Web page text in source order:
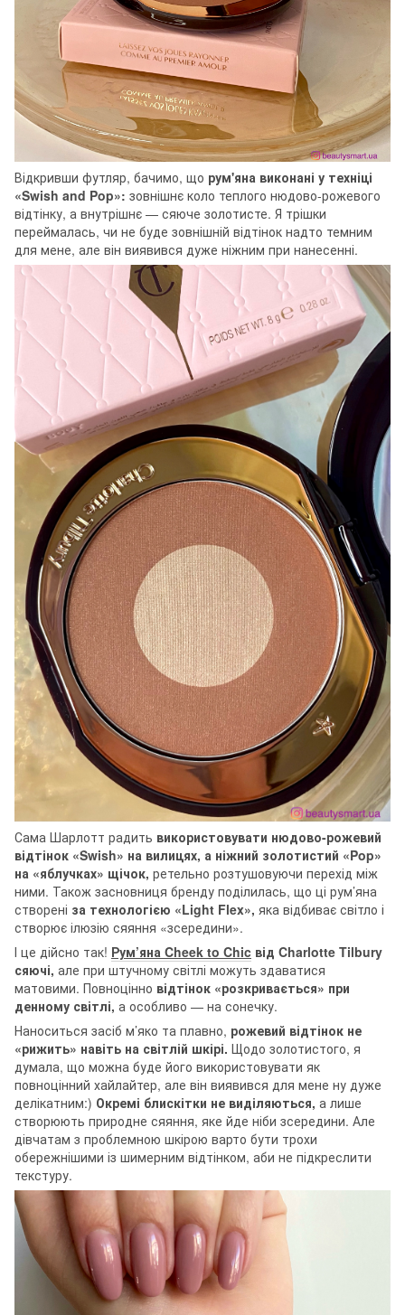
Відкривши футляр, бачимо, що рум'яна виконані у техніці
«Swish and Pop»: зовнішнє коло теплого нюдово-рожевого
відтінку, а внутрішнє — сяюче золотисте. Я трішки
переймалась, чи не буде зовнішній відтінок надто темним
для мене, але він виявився дуже ніжним при нанесенні.
Сама Шарлотт радить використовувати нюдово-рожевий
відтінок «Swish» на вилицях, а ніжний золотистий «Pop»
на «яблучках» щічок, ретельно розтушовуючи перехід між
ними. Також засновниця бренду поділилась, що ці рум’яна
створені за технологією «Light Flex», яка відбиває світло і
створює ілюзію сяяння «зсередини».
І це дійсно так! Рум’яна Cheek to Chic від Charlotte Tilbury
сяючі, але при штучному світлі можуть здаватися
матовими. Повноцінно відтінок «розкривається» при
денному світлі, а особливо — на сонечку.
Наноситься засіб м’яко та плавно, рожевий відтінок не
«рижить» навіть на світлій шкірі. Щодо золотистого, я
думала, що можна буде його використовувати як
повноцінний хайлайтер, але він виявився для мене ну дуже
делікатним:) Окремі блискітки не виділяються, а лише
створюють природне сяяння, яке йде ніби зсередини. Але
дівчатам з проблемною шкірою варто бути трохи
обережнішими із шимерним відтінком, аби не підкреслити
текстуру.